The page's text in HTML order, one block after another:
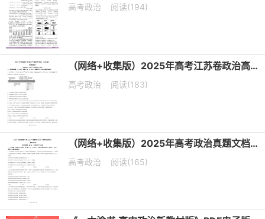
高考政治 阅读(194)
（网络+收集版）2025年高考江苏卷政治高考真题文档版（含答案）
高考政治 阅读(183)
（网络+收集版）2025年高考政治真题文档版（含答案）适用地区：陕西、山西、宁夏、青海
高考政治 阅读(165)